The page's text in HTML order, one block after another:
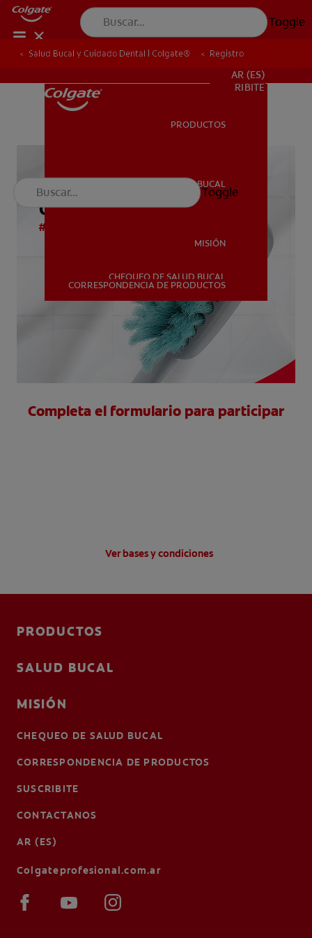
Toggle
SALUD BUCAL
CHEQUEO DE SALUD BUCAL
CORRESPONDENCIA DE PRODUCTOS
PARA PROFESIONALES
PARA PROFESIONALES
AR (ES)
SUSCRIBITE
PRODUCTOS
SALUD BUCAL
MISIÓN
CHEQUEO DE SALUD BUCAL
CORRESPONDENCIA DE PRODUCTOS
Toggle
Salud Bucal y Cuidado Dental | Colgate® Registro
GANÁ UN AÑO DE CEPILLOS
GRATIS
#ElegíColgate
Completa el formulario para participar
Ver bases y condiciones
PRODUCTOS
SALUD BUCAL
MISIÓN
CHEQUEO DE SALUD BUCAL
CORRESPONDENCIA DE PRODUCTOS
SUSCRIBITE
CONTACTANOS
AR (ES)
Colgateprofesional.com.ar